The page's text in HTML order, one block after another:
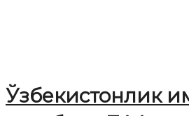
Ўзбекистонлик